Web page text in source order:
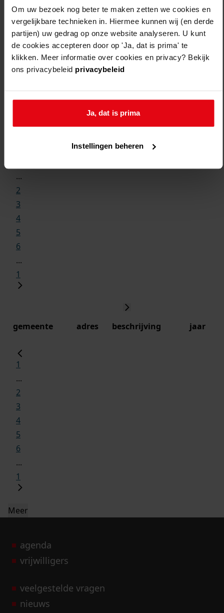
Om uw bezoek nog beter te maken zetten we cookies en
vergelijkbare technieken in. Hiermee kunnen wij (en derde
partijen) uw gedrag op onze website analyseren. U kunt
de cookies accepteren door op 'Ja, dat is prima' te
klikken. Meer informatie over cookies en privacy? Bekijk
ons privacybeleid privacybeleid
Ja, dat is prima
Instellingen beheren
...
2
3
4
5
6
...
1
gemeente adres beschrijving jaar
1
...
2
3
4
5
6
...
1
Meer
agenda
vrijwilligers
veelgestelde vragen
nieuws